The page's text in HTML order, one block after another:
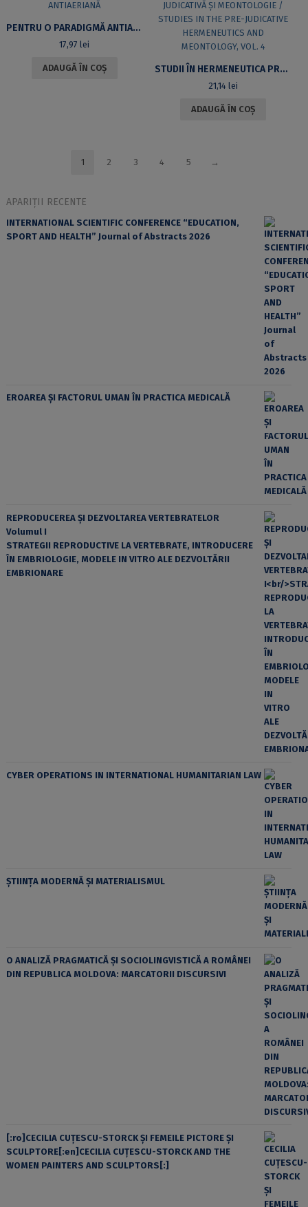
PENTRU O PARADIGMĂ ANTIAERIANĂ
17,97lei
ADAUGĂ ÎN COȘ STUDII ÎN HERMENEUTICA PRE-JUDICATIVĂ ȘI MEONTOLOGIE / STUDIES IN THE PRE-JUDICATIVE HERMENEUTICS AND MEONTOLOGY, VOL. 4
21,14lei
ADAUGĂ ÎN COȘ
1 2 3 4 5 →
APARIȚII RECENTE
INTERNATIONAL SCIENTIFIC CONFERENCE “EDUCATION,
SPORT AND HEALTH” Journal of Abstracts 2026
EROAREA ȘI FACTORUL UMAN ÎN PRACTICA MEDICALĂ
REPRODUCEREA ȘI DEZVOLTAREA VERTEBRATELOR
Volumul I
STRATEGII REPRODUCTIVE LA VERTEBRATE, INTRODUCERE
ÎN EMBRIOLOGIE, MODELE IN VITRO ALE DEZVOLTĂRII
EMBRIONARE
CYBER OPERATIONS IN INTERNATIONAL HUMANITARIAN LAW
ȘTIINȚA MODERNĂ ȘI MATERIALISMUL
O ANALIZĂ PRAGMATICĂ ȘI SOCIOLINGVISTICĂ A ROMÂNEI
DIN REPUBLICA MOLDOVA: MARCATORII DISCURSIVI
[:ro]CECILIA CUŢESCU-STORCK ŞI FEMEILE PICTORE ŞI
SCULPTORE[:en]CECILIA CUŢESCU-STORCK AND THE
WOMEN PAINTERS AND SCULPTORS[:]